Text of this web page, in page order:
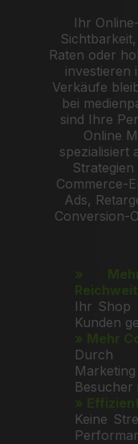
Ihr
Raten oder
investieren
Verkäufe
bei
sind Ihre
Online
spezialisiert
Commerce-
Ads,
Conversion-
»
Ihr Shop
Kunden
» Mehr
Durch
Besucher
»
Keine